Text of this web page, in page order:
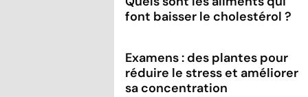
font baisser le cholestérol ?
Examens : des plantes pour
réduire le stress et améliorer
sa concentration